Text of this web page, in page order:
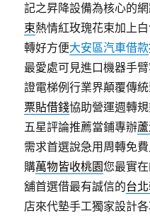
記之昇降設備為核心的
束熱情紅玫瑰花束加上
轉好方便大安區汽車借款
最愛處可見進口機器手
證電梯例行業界顛覆傳
票貼借錢協助營運週轉
五星評論推薦當鋪專辦
需求首選說急用周轉免
購萬物皆收桃園您最實
舖首選借最有誠信的台
店來代墊手工獨家設計